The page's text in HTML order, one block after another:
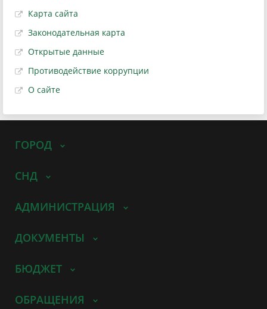
Карта сайта
Законодательная карта
Открытые данные
Противодействие коррупции
О сайте
ГОРОД
СНД
АДМИНИСТРАЦИЯ
ДОКУМЕНТЫ
БЮДЖЕТ
ОБРАЩЕНИЯ